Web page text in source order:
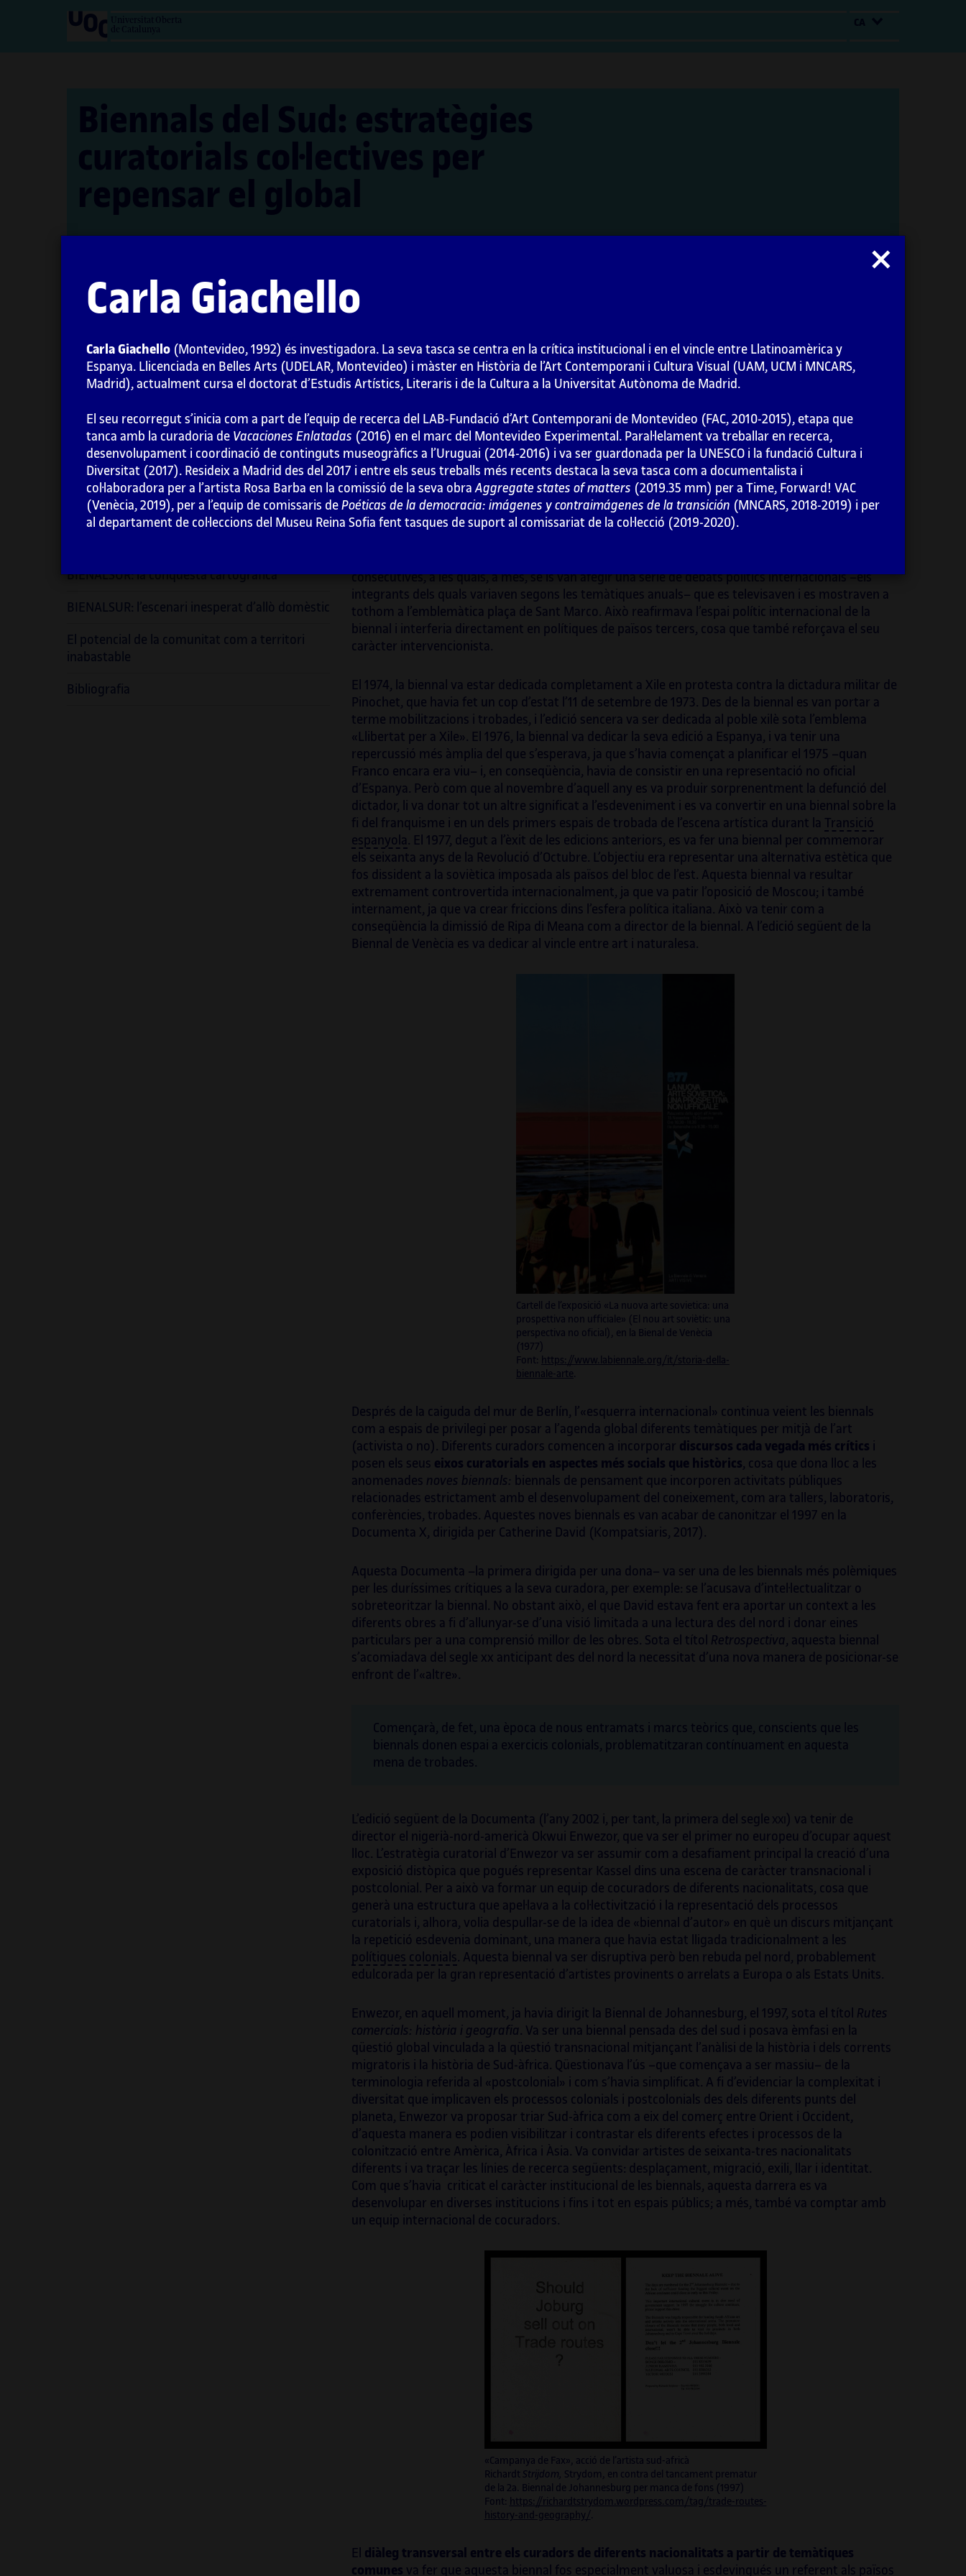
Universitat Oberta
de Catalunya
Biennals del Sud: estratègies
curatorials col·lectives per
repensar el global
L'encàrrec i la creació d'aquest recurs d'aprenentatge UOC han estat coordinats per la professora: Maria Iñigo
PID_00274729
La biennal com a trobada
Introducció
La biennal com a centre
BIENALSUR: la conquesta cartogràfica
BIENALSUR: l’escenari inesperat d’allò domèstic
El potencial de la comunitat com a territori
inabastable
Bibliografia
La biennal com a trobada
Políticament es podria dir queVenèciava demostrar una consciència total respecte a la seva
influència internacional sobretot en l’àmbit polític durant el període comprès entre els anys 1974 i
1978, quan va ser presidida perCarlo Ripa di Meana, periodista, polític de professió (que
posteriorment va ser senador de la República) i afiliat al Partit Comunista Italià. Durant aquest
consecutives, a les quals, a més, se’ls van afegir una sèrie de debats polítics internacionals –els
integrants dels quals variaven segons les temàtiques anuals– que es televisaven i es mostraven a
tothom a l’emblemàtica plaça de Sant Marco. Això reafirmava l’espai polític internacional de la
biennal i interferia directament en polítiques de països tercers, cosa que també reforçava el seu
caràcter intervencionista.
El 1974, la biennal va estar dedicada completament a Xile en protesta contra la dictadura militar de
Pinochet, que havia fet un cop d’estat l’11 de setembre de 1973. Des de la biennal es van portar a
terme mobilitzacions i trobades, i l’edició sencera va ser dedicada al poble xilè sota l’emblema
«Llibertat per a Xile». El 1976, la biennal va dedicar la seva edició a Espanya, i va tenir una
repercussió més àmplia del que s’esperava, ja que s’havia començat a planificar el 1975 –quan
Franco encara era viu– i, en conseqüència, havia de consistir en una representació no oficial
d’Espanya. Però com que al novembre d’aquell any es va produir sorprenentment la defunció del
dictador, li va donar tot un altre significat a l’esdeveniment i es va convertir en una biennal sobre la
fi del franquisme i en un dels primers espais de trobada de l’escena artística durant la Transició
espanyola . El 1977, degut a l’èxit de les edicions anteriors, es va fer una biennal per commemorar
els seixanta anys de la Revolució d’Octubre. L’objectiu era representar una alternativa estètica que
fos dissident a la soviètica imposada als països del bloc de l’est. Aquesta biennal va resultar
extremament controvertida internacionalment, ja que va patir l’oposició de Moscou; i també
internament, ja que va crear friccions dins l’esfera política italiana. Això va tenir com a
conseqüència la dimissió de Ripa di Meana com a director de la biennal. A l’edició següent de la
Biennal de Venècia es va dedicar al vincle entre art i naturalesa.
Cartell de l’exposició «La nuova arte sovietica: una
prospettiva non ufficiale» (El nou art soviètic: una
perspectiva no oficial), en la Bienal de Venècia
(1977)
Font:
https://www.labiennale.org/it/storia-della-
biennale-arte
Després de la caiguda del mur de Berlín, l’«esquerra internacional» continua veient les biennals
com a espais de privilegi per posar a l’agenda global diferents temàtiques per mitjà de l’art
(activista o no). Diferents curadors comencen a incorporar discursos cada vegada més crítics i
posen els seus eixos curatorials en aspectes més socials que històrics, cosa que dona lloc a les
anomenades noves biennals: biennals de pensament que incorporen activitats públiques
relacionades estrictament amb el desenvolupament del coneixement, com ara tallers, laboratoris,
conferències, trobades. Aquestes noves biennals es van acabar de canonitzar el 1997 en la
Documenta X, dirigida per Catherine David (Kompatsiaris, 2017).
Aquesta Documenta –la primera dirigida per una dona– va ser una de les biennals més polèmiques
per les duríssimes crítiques a la seva curadora, per exemple: se l’acusava d’intel·lectualitzar o
sobreteoritzar la biennal. No obstant això, el que David estava fent era aportar un context a les
diferents obres a fi d’allunyar-se d’una visió limitada a una lectura des del nord i donar eines
particulars per a una comprensió millor de les obres. Sota el títol Retrospectiva , aquesta biennal
s’acomiadava del segle xx anticipant des del nord la necessitat d’una nova manera de posicionar-se
enfront de l’«altre».
Començarà, de fet, una època de nous entramats i marcs teòrics que, conscients que les
biennals donen espai a exercicis colonials, problematitzaran contínuament en aquesta
mena de trobades.
L’edició següent de la Documenta (l’any 2002 i, per tant, la primera del segle XXI ) va tenir de
director el nigerià-nord-americà Okwui Enwezor, que va ser el primer no europeu d’ocupar aquest
lloc. L’estratègia curatorial d’Enwezor va ser assumir com a desafiament principal la creació d’una
exposició distòpica que pogués representar Kassel dins una escena de caràcter transnacional i
postcolonial. Per a això va formar un equip de cocuradors de diferents nacionalitats, cosa que
generà una estructura que apel·lava a la col·lectivització i la representació dels processos
curatorials i, alhora, volia despullar-se de la idea de «biennal d’autor» en què un discurs mitjançant
la repetició esdevenia dominant, una manera que havia estat lligada tradicionalment a les
polítiques colonials. Aquesta biennal va ser disruptiva però ben rebuda pel nord, probablement
edulcorada per la gran representació d’artistes provinents o arrelats a Europa o als Estats Units.
Enwezor, en aquell moment, ja havia dirigit la Biennal de Johannesburg, el 1997, sota el títol Rutes
comercials: història i geografia . Va ser una biennal pensada des del sud i posava èmfasi en la
qüestió global vinculada a la qüestió transnacional mitjançant l’anàlisi de la història i dels corrents
migratoris i la història de Sud-àfrica. Qüestionava l’ús –que començava a ser massiu– de la
terminologia referida al «postcolonial» i com s’havia simplificat. A fi d’evidenciar la complexitat i
diversitat que implicaven els processos colonials i postcolonials des dels diferents punts del
planeta, Enwezor va proposar triar Sud-àfrica com a eix del comerç entre Orient i Occident,
d’aquesta manera es podien visibilitzar i contrastar els diferents efectes i processos de la
colonització entre Amèrica, Àfrica i Àsia. Va convidar artistes de seixanta-tres nacionalitats
diferents i va traçar les línies de recerca següents: desplaçament, migració, exili, llar i identitat.
Com que s’havia criticat el caràcter institucional de les biennals, aquesta darrera es va
desenvolupar en diverses institucions i fins i tot en espais públics; a més, també va comptar amb
un equip internacional de cocuradors.
«Campanya de Fax», acció de l’artista sud-africà
Richardt Strijdom, Strydom, en contra del tancament prematur
de la 2a. Biennal de Johannesburg per manca de fons (1997)
Font: https://richardtstrydom.wordpress.com/tag/trade-routes-
history-and-geography/
El diàleg transversal entre els curadors de diferents nacionalitats a partir de temàtiques
comunes va fer que aquesta biennal fos especialment valuosa i esdevingués un referent als països
Tancar
Carla Giachello
Carla Giachello (Montevideo, 1992) és investigadora. La seva tasca se centra en la crítica institucional i en el vincle entre Llatinoamèrica y
Espanya. Llicenciada en Belles Arts (UDELAR, Montevideo) i màster en Història de l’Art Contemporani i Cultura Visual (UAM, UCM i MNCARS,
Madrid), actualment cursa el doctorat d’Estudis Artístics, Literaris i de la Cultura a la Universitat Autònoma de Madrid.
El seu recorregut s’inicia com a part de l’equip de recerca del LAB-Fundació d’Art Contemporani de Montevideo (FAC, 2010-2015), etapa que
tanca amb la curadoria de Vacaciones Enlatadas (2016) en el marc del Montevideo Experimental. Paral·lelament va treballar en recerca,
desenvolupament i coordinació de continguts museogràfics a l’Uruguai (2014-2016) i va ser guardonada per la UNESCO i la fundació Cultura i
Diversitat (2017). Resideix a Madrid des del 2017 i entre els seus treballs més recents destaca la seva tasca com a documentalista i
col·laboradora per a l’artista Rosa Barba en la comissió de la seva obraAggregate states of matters (2019.35 mm) per a Time, Forward! VAC
(Venècia, 2019), per a l’equip de comissaris de Poéticas de la democracia: imágenes y contraimágenes de la transición (MNCARS, 2018-2019) i per
al departament de col·leccions del Museu Reina Sofia fent tasques de suport al comissariat de la col·lecció (2019-2020).